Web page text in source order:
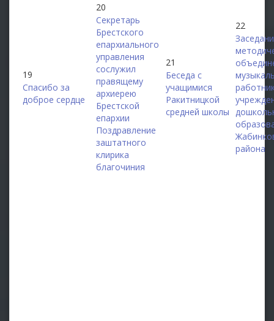
19
Спасибо за
доброе сердце
20
Секретарь
Брестского
епархиального
управления
сослужил
правящему
архиерею
Брестской
епархии
Поздравление
заштатного
клирика
благочиния
21
Беседа с
учащимися
Ракитницкой
средней школы
22
района